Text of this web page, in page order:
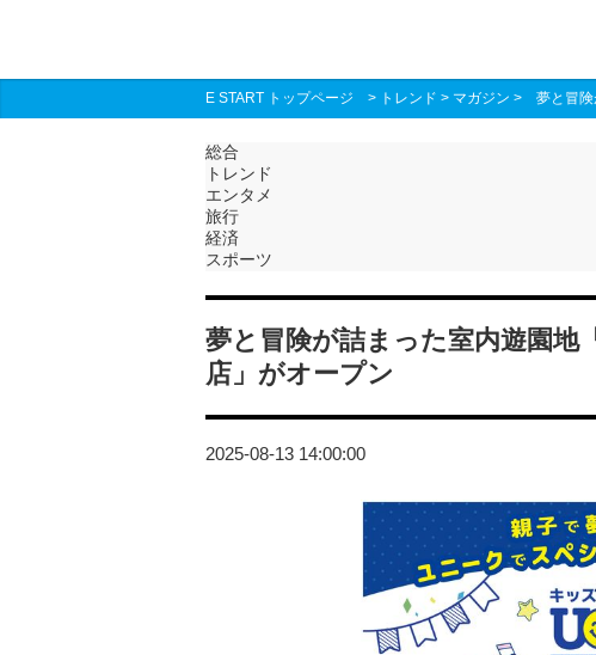
E START トップページ > トレンド > マガジン > 夢と冒
総合
トレンド
エンタメ
旅行
経済
スポーツ
夢と冒険が詰まった室内遊園地
店」がオープン
2025-08-13 14:00:00